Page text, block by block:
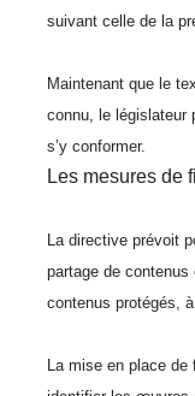
suivant celle de la
Maintenant que le
connu, le législateur
s’y conformer.
Les mesures de
La directive prévoit
partage de contenus
contenus protégés,
La mise en place de